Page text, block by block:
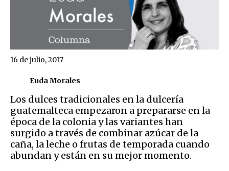
Euda Morales
16 de julio, 2017
Los dulces tradicionales en la dulcería
guatemalteca empezaron a prepararse en la
época de la colonia y las variantes han
surgido a través de combinar azúcar de la
caña, la leche o frutas de temporada cuando
abundan y están en su mejor momento.